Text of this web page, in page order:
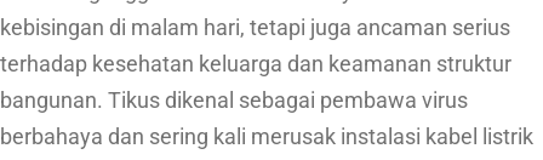
kebisingan di malam hari, tetapi juga ancaman serius
terhadap kesehatan keluarga dan keamanan struktur
bangunan. Tikus dikenal sebagai pembawa virus
berbahaya dan sering kali merusak instalasi kabel listrik